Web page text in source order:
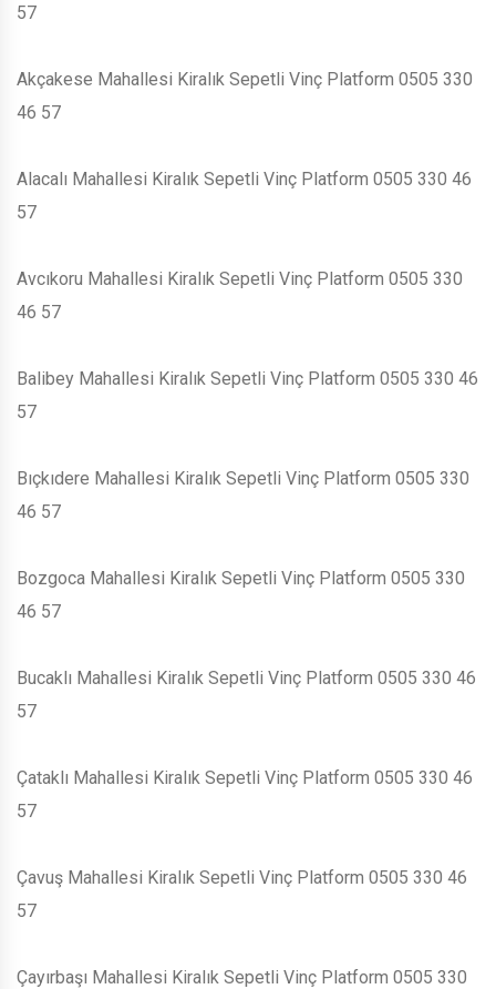
57
Akçakese Mahallesi Kiralık Sepetli Vinç Platform 0505 330
46 57
Alacalı Mahallesi Kiralık Sepetli Vinç Platform 0505 330 46
57
Avcıkoru Mahallesi Kiralık Sepetli Vinç Platform 0505 330
46 57
Balibey Mahallesi Kiralık Sepetli Vinç Platform 0505 330 46
57
Bıçkıdere Mahallesi Kiralık Sepetli Vinç Platform 0505 330
46 57
Bozgoca Mahallesi Kiralık Sepetli Vinç Platform 0505 330
46 57
Bucaklı Mahallesi Kiralık Sepetli Vinç Platform 0505 330 46
57
Çataklı Mahallesi Kiralık Sepetli Vinç Platform 0505 330 46
57
Çavuş Mahallesi Kiralık Sepetli Vinç Platform 0505 330 46
57
Çayırbaşı Mahallesi Kiralık Sepetli Vinç Platform 0505 330